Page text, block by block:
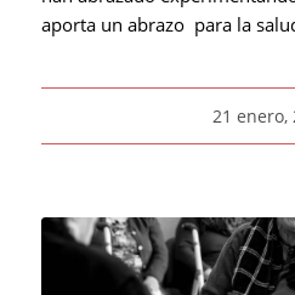
aporta un abrazo para la
21 enero,